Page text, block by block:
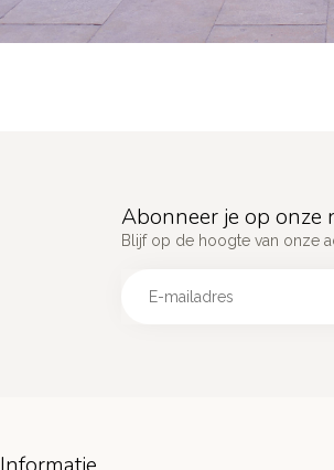
Abonneer je op onze
Blijf op de hoogte van onze